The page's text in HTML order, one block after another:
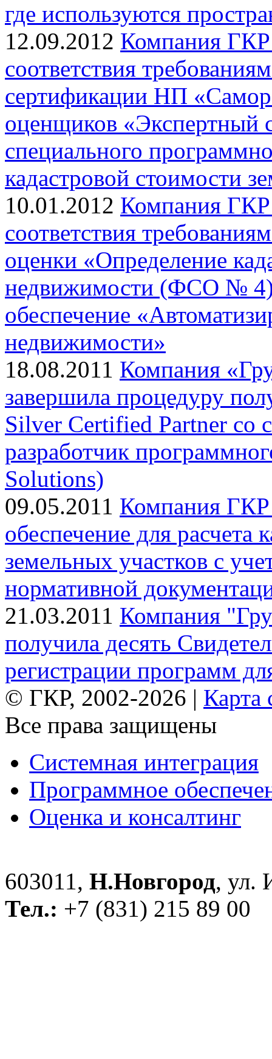
где используются
12.09.2012 Компания ГКР
соответствия
сертификации НП
оценщиков «Экспертный
специального
кадастровой стоимости
10.01.2012 Компания ГКР
соответствия
оценки «Определение
недвижимости (ФСО № 4)
обеспечение
недвижимости»
18.08.2011 Компания
завершила процедуру
Silver Certified Partner со
разработчик
Solutions)
09.05.2011 Компания ГКР
обеспечение для расчета
земельных участков с
нормативной
21.03.2011 Компания
получила десять
регистрации программ
© ГКР, 2002-2026 | Карта
Все права защищены
Системная интеграция
Программное
Оценка и консалтинг
603011, Н.Новгород, ул.
Тел.: +7 (831) 215 89 00